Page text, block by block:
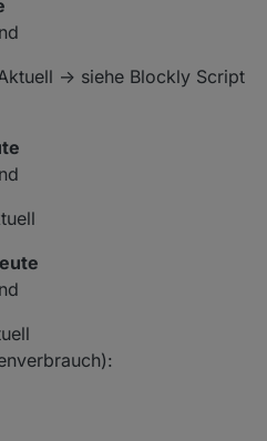
-> siehe Blockly Script